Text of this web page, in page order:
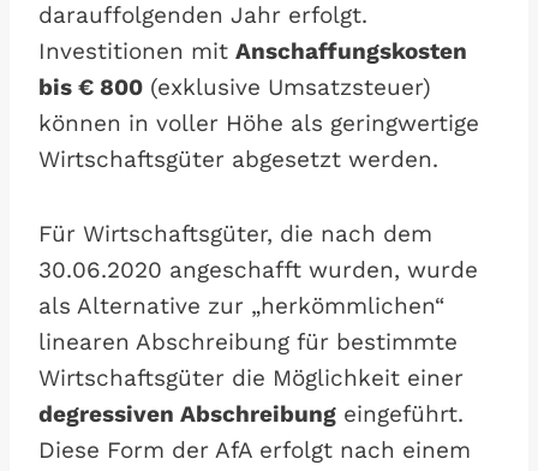
darauffolgenden Jahr erfolgt.
Investitionen mit Anschaffungskosten
bis € 800 (exklusive Umsatzsteuer)
können in voller Höhe als geringwertige
Wirtschaftsgüter abgesetzt werden.
Für Wirtschaftsgüter, die nach dem
30.06.2020 angeschafft wurden, wurde
als Alternative zur „herkömmlichen“
linearen Abschreibung für bestimmte
Wirtschaftsgüter die Möglichkeit einer
degressiven Abschreibung eingeführt.
Diese Form der AfA erfolgt nach einem